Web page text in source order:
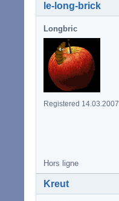
le-long-brick
Longbric
Registered 14.03.2007
Hors ligne
Kreut